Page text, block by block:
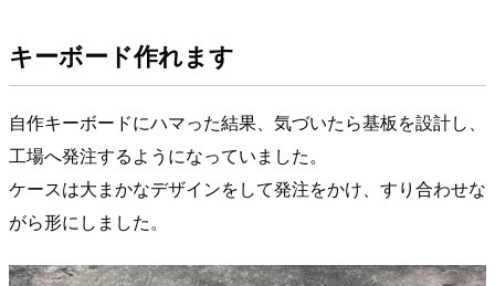
キーボード作れます
自作キーボードにハマった結果、気づいたら基板を設計し、
工場へ発注するようになっていました。
ケースは大まかなデザインをして発注をかけ、すり合わせな
がら形にしました。